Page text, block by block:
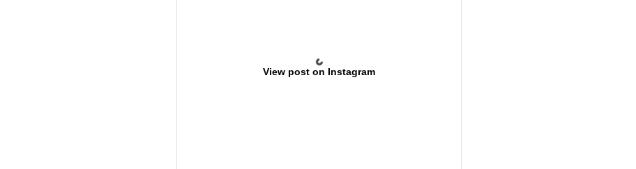
View post on Instagram